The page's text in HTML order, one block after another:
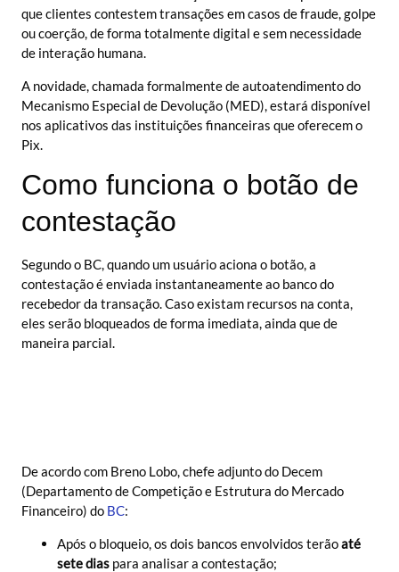
que clientes contestem transações em casos de fraude, golpe
ou coerção, de forma totalmente digital e sem necessidade
de interação humana.
A novidade, chamada formalmente de autoatendimento do
Mecanismo Especial de Devolução (MED), estará disponível
nos aplicativos das instituições financeiras que oferecem o
Pix.
Como funciona o botão de
contestação
Segundo o BC, quando um usuário aciona o botão, a
contestação é enviada instantaneamente ao banco do
recebedor da transação. Caso existam recursos na conta,
eles serão bloqueados de forma imediata, ainda que de
maneira parcial.
De acordo com Breno Lobo, chefe adjunto do Decem
(Departamento de Competição e Estrutura do Mercado
Financeiro) do BC:
Após o bloqueio, os dois bancos envolvidos terãoaté
sete dias para analisar a contestação;